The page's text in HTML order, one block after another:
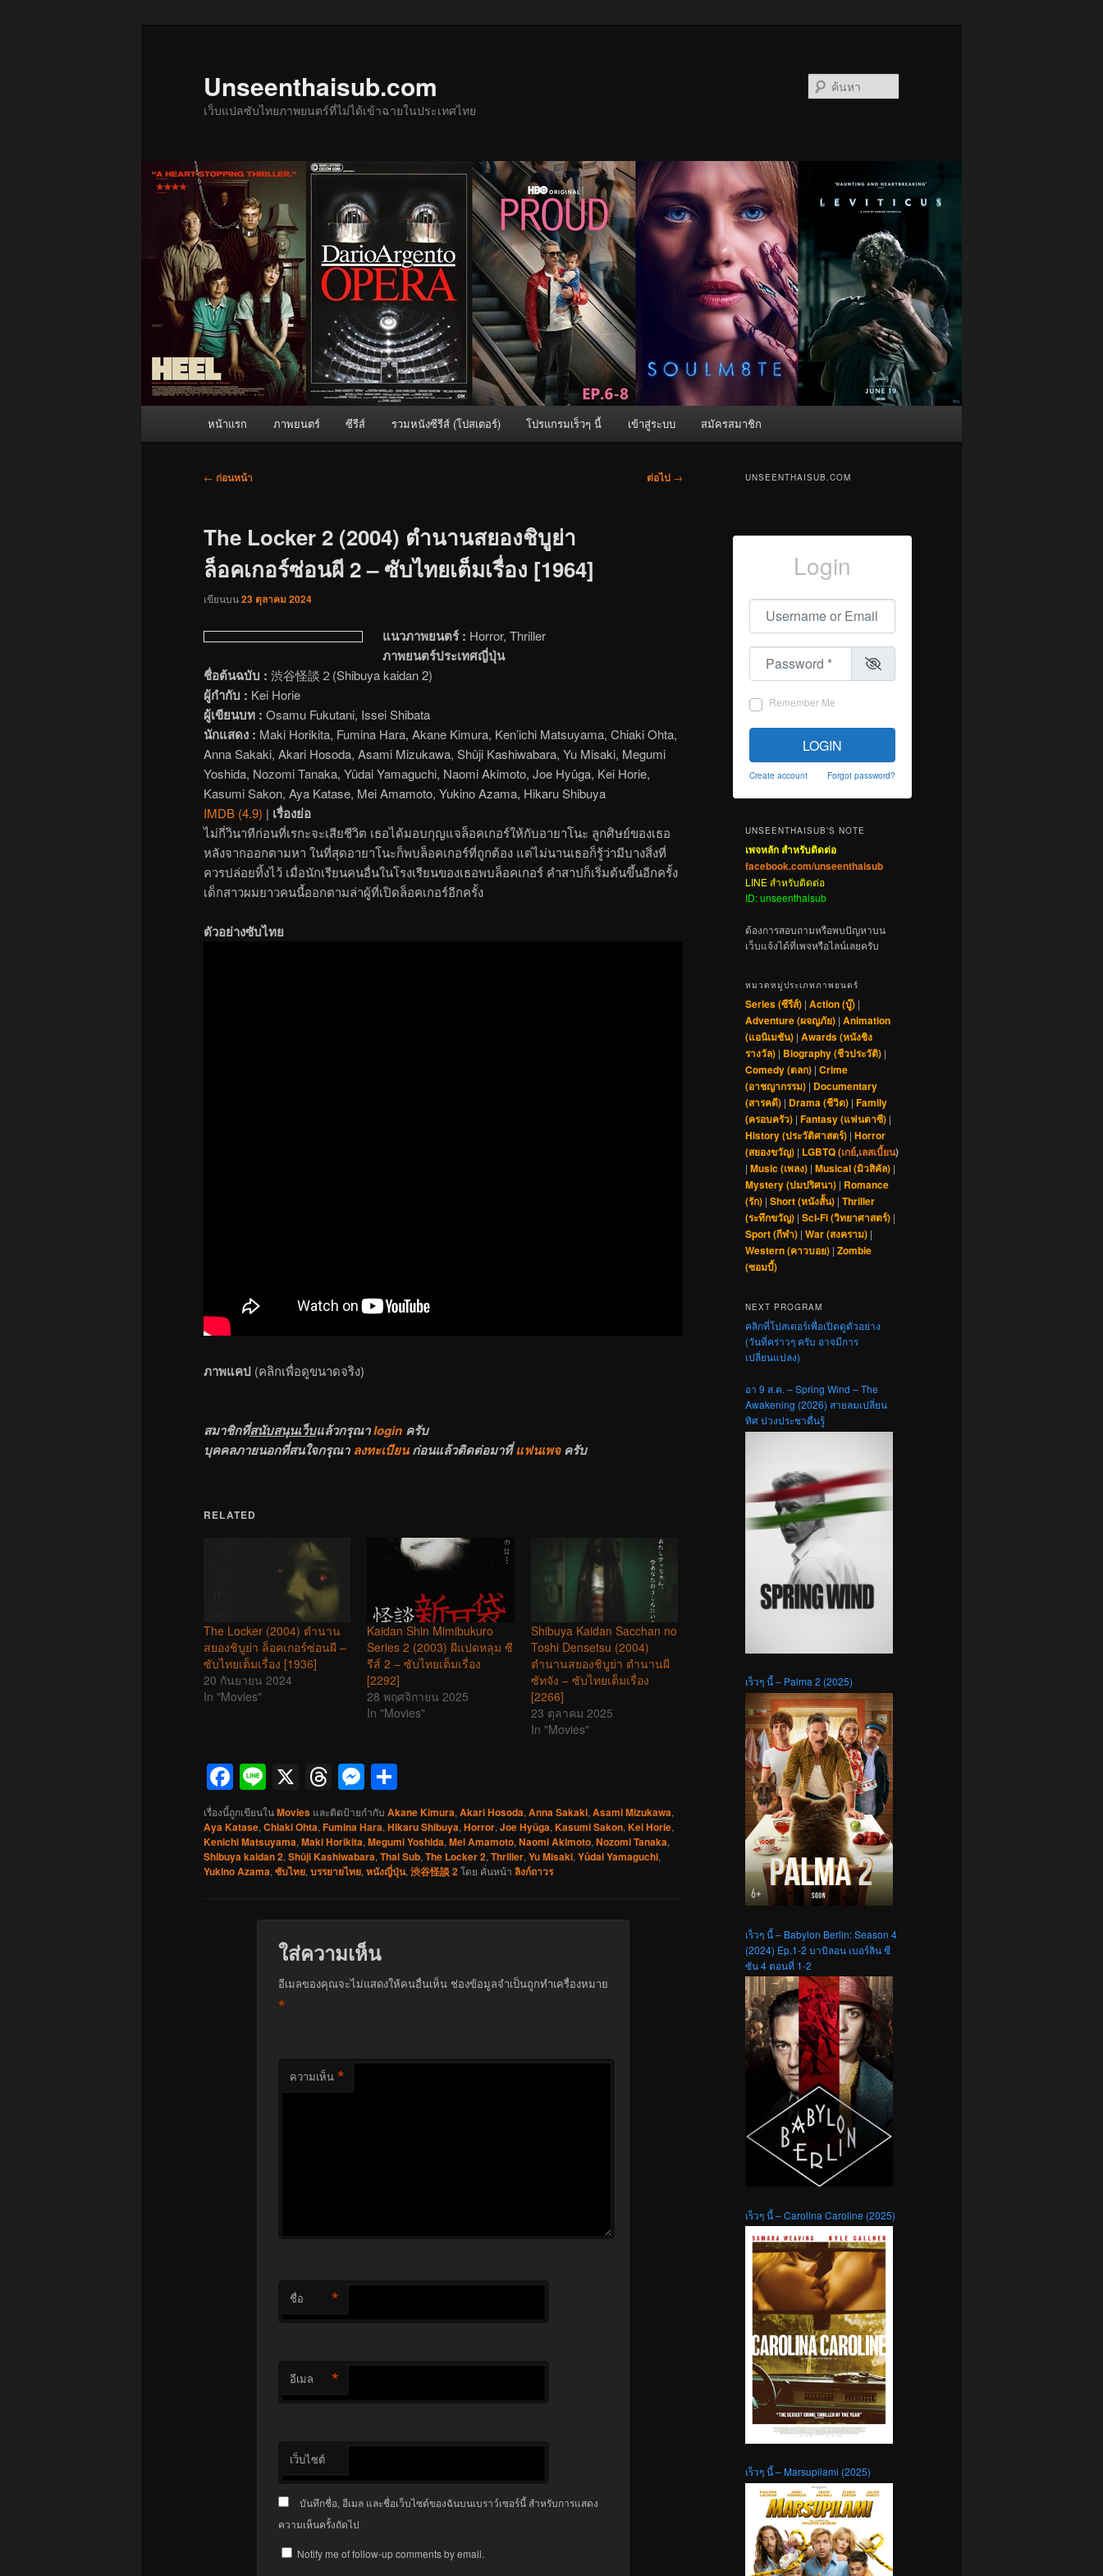
Unseenthaisub.com
เว็บแปลซับไทยภาพยนตร์ที่ไม่ได้เข้าฉายในประเทศไทย
หน้าแรก ภาพยนตร์ ซีรีส์ รวมหนังซีรีส์ (โปสเตอร์) โปรแกรมเร็วๆ นี้ เข้าสู่ระบบ สมัครสมาชิก
เมนู
← ก่อนหน้า ต่อไป →
The Locker 2 (2004) ตำนานสยองชิบูย่า
ล็อคเกอร์ซ่อนผี 2 – ซับไทยเต็มเรื่อง [1964]
เขียนบน23 ตุลาคม 2024
แนวภาพยนตร์ : Horror, Thriller
ภาพยนตร์ประเทศญี่ปุ่น
ชื่อต้นฉบับ : 渋谷怪談２(Shibuya kaidan 2)
ผู้กำกับ : Kei Horie
ผู้เขียนบท : Osamu Fukutani, Issei Shibata
นักแสดง : Maki Horikita, Fumina Hara, Akane Kimura, Ken’ichi Matsuyama, Chiaki Ohta,
Anna Sakaki, Akari Hosoda, Asami Mizukawa, Shûji Kashiwabara, Yu Misaki, Megumi
Yoshida, Nozomi Tanaka, Yûdai Yamaguchi, Naomi Akimoto, Joe Hyûga, Kei Horie,
Kasumi Sakon, Aya Katase, Mei Amamoto, Yukino Azama, Hikaru Shibuya
IMDB (4.9) | เรื่องย่อ
ไม่กี่วินาทีก่อนที่เรกะจะเสียชีวิต เธอได้มอบกุญแจล็อคเกอร์ให้กับอายาโนะ ลูกศิษย์ของเธอ
หลังจากออกตามหา ในที่สุดอายาโนะก็พบล็อคเกอร์ที่ถูกต้อง แต่ไม่นานเธอก็รู้ว่ามีบางสิ่งที่
ควรปล่อยทิ้งไว้ เมื่อนักเรียนคนอื่นในโรงเรียนของเธอพบล็อคเกอร์ คำสาปก็เริ่มต้นขึ้นอีกครั้ง
เด็กสาวผมยาวคนนี้ออกตามล่าผู้ที่เปิดล็อคเกอร์อีกครั้ง
ตัวอย่างซับไทย
ภาพแคป (คลิกเพื่อดูขนาดจริง)
สมาชิกที่สนับสนุนเว็บแล้วกรุณาlogin ครับ
บุคคลภายนอกที่สนใจกรุณา ลงทะเบียนก่อนแล้วติดต่อมาที่แฟนเพจครับ
RELATED
The Locker (2004) ตำนาน
สยองชิบูย่า ล็อคเกอร์ซ่อนผี –
ซับไทยเต็มเรื่อง [1936]
20 กันยายน 2024
In "Movies"
Kaidan Shin Mimibukuro
Series 2 (2003) ผีแปดหลุม ซี
รีส์ 2 – ซับไทยเต็มเรื่อง
[2292]
28 พฤศจิกายน 2025
In "Movies"
Shibuya Kaidan Sacchan no
Toshi Densetsu (2004)
ตำนานสยองชิบูย่า ตำนานผี
ซัทจัง – ซับไทยเต็มเรื่อง
[2266]
23 ตุลาคม 2025
In "Movies"
Facebook
Line
X Threads
Messenger
เรื่องนี้ถูกเขียนในMovies และติดป้ายกำกับ Akane Kimura, Akari Hosoda, Anna Sakaki, Asami Mizukawa,
Aya Katase, Chiaki Ohta, Fumina Hara, Hikaru Shibuya, Horror, Joe Hyūga, Kasumi Sakon, Kei Horie,
Kenichi Matsuyama, Maki Horikita, Megumi Yoshida, Mei Amamoto, Naomi Akimoto, Nozomi Tanaka,
Shibuya kaidan 2, Shūji Kashiwabara, Thai Sub, The Locker 2, Thriller, Yu Misaki, Yûdai Yamaguchi,
Yukino Azama, ซับไทย, บรรยายไทย, หนังญี่ปุ่น, 渋谷怪談 2โดย คั่นหน้า ลิงก์ถาวร
ใส่ความเห็น
อีเมลของคุณจะไม่แสดงให้คนอื่นเห็น ช่องข้อมูลจำเป็นถูกทำเครื่องหมาย
*
ความเห็น *
ชื่อ *
อีเมล *
เว็บไซต์
บันทึกชื่อ, อีเมล และชื่อเว็บไซต์ของฉันบนเบราว์เซอร์นี้ สำหรับการแสดง
ความเห็นครั้งถัดไป
Notify me of follow-up comments by email.
UNSEENTHAISUB.COM
Login
Username or Email
Password
Remember Me
LOGIN
Create account Forgot password?
UNSEENTHAISUB’S NOTE
เพจหลัก สำหรับติดต่อ
facebook.com/unseenthaisub
LINE สำหรับติดต่อ
ID: unseenthaisub
ต้องการสอบถามหรือพบปัญหาบน
เว็บแจ้งได้ที่เพจหรือไลน์เลยครับ
หมวดหมู่ประเภทภาพยนตร์
Series (ซีรีส์) | Action (บู๊) |
Adventure (ผจญภัย) | Animation
(แอนิเมชัน) | Awards (หนังชิง
รางวัล) | Biography (ชีวประวัติ) |
Comedy (ตลก) | Crime
(อาชญากรรม) | Documentary
(สารคดี) | Drama (ชีวิต) | Family
(ครอบครัว) | Fantasy (แฟนตาซี) |
History (ประวัติศาสตร์) | Horror
(สยองขวัญ) | LGBTQ (เกย์,เลสเบี้ยน)
| Music (เพลง) | Musical (มิวสิคัล) |
Mystery (ปมปริศนา) | Romance
(รัก) | Short (หนังสั้น) | Thriller
(ระทึกขวัญ) | Sci-Fi (วิทยาศาสตร์) |
Sport (กีฬา) | War (สงคราม) |
Western (คาวบอย) | Zombie
(ซอมบี้)
NEXT PROGRAM
คลิกที่โปสเตอร์เพื่อเปิดดูตัวอย่าง
(วันที่คร่าวๆ ครับ อาจมีการ
เปลี่ยนแปลง)
อา 9 ส.ค. – Spring Wind – The
Awakening (2026) สายลมเปลี่ยน
ทิศ ปวงประชาตื่นรู้
เร็วๆ นี้ – Palma 2 (2025)
เร็วๆ นี้ – Babylon Berlin: Season 4
(2024) Ep.1-2 บาบิลอน เบอร์ลิน ซี
ซัน 4 ตอนที่ 1-2
เร็วๆ นี้ – Carolina Caroline (2025)
เร็วๆ นี้ – Marsupilami (2025)